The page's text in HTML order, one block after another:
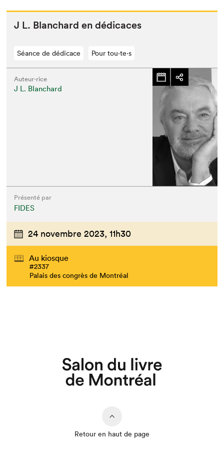
Que cherchez-vous?
J L. Blan­chard en dédicaces
Séance de dédicace Pour tou⋅te⋅s
Auteur·rice
J L. Blanchard
Présenté par
FIDES
24 novembre 2023, 11h30
Au kiosque
#2337
Palais des congrès de Montréal
Retour en haut de page